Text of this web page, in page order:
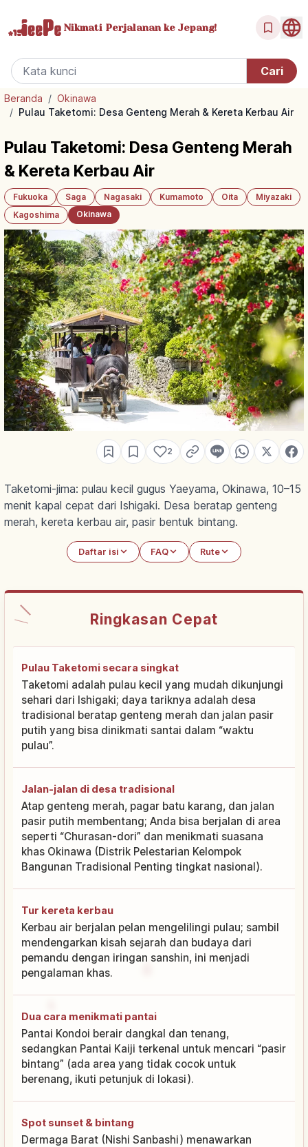
Nikmati Perjalanan ke Jepang!
Beranda / Okinawa
/ Pulau Taketomi: Desa Genteng Merah & Kereta Kerbau Air
Pulau Taketomi: Desa Genteng Merah
& Kereta Kerbau Air
Fukuoka Saga Nagasaki Kumamoto Oita
Miyazaki
Kagoshima
Okinawa
2
Taketomi-jima: pulau kecil gugus Yaeyama, Okinawa, 10–15
menit kapal cepat dari Ishigaki. Desa beratap genteng
merah, kereta kerbau air, pasir bentuk bintang.
Daftar isi FAQ Rute
Ringkasan Cepat
Pulau Taketomi secara singkat
Taketomi adalah pulau kecil yang mudah dikunjungi
sehari dari Ishigaki; daya tariknya adalah desa
tradisional beratap genteng merah dan jalan pasir
putih yang bisa dinikmati santai dalam “waktu
pulau”.
Jalan-jalan di desa tradisional
Atap genteng merah, pagar batu karang, dan jalan
pasir putih membentang; Anda bisa berjalan di area
seperti “Churasan-dori” dan menikmati suasana
khas Okinawa (Distrik Pelestarian Kelompok
Bangunan Tradisional Penting tingkat nasional).
Tur kereta kerbau
Kerbau air berjalan pelan mengelilingi pulau; sambil
mendengarkan kisah sejarah dan budaya dari
pemandu dengan iringan sanshin, ini menjadi
pengalaman khas.
Dua cara menikmati pantai
Pantai Kondoi berair dangkal dan tenang,
sedangkan Pantai Kaiji terkenal untuk mencari “pasir
bintang” (ada area yang tidak cocok untuk
berenang, ikuti petunjuk di lokasi).
Spot sunset & bintang
Dermaga Barat (Nishi Sanbashi) menawarkan